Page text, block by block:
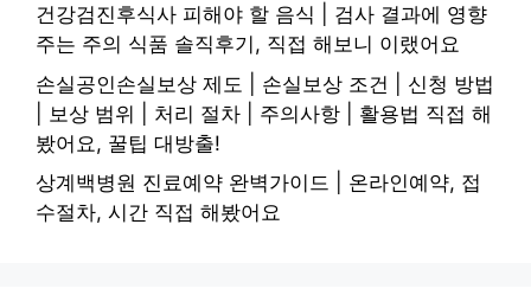
건강검진후식사 피해야 할 음식 | 검사 결과에 영향
주는 주의 식품 솔직후기, 직접 해보니 이랬어요
손실공인손실보상 제도 | 손실보상 조건 | 신청 방법
| 보상 범위 | 처리 절차 | 주의사항 | 활용법 직접 해
봤어요, 꿀팁 대방출!
상계백병원 진료예약 완벽가이드 | 온라인예약, 접
수절차, 시간 직접 해봤어요